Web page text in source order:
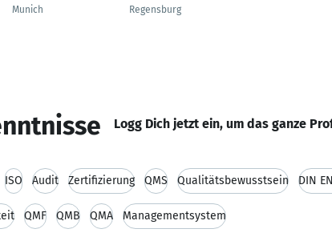
Munich
Regensburg
Logg Dich jetzt ein, um das ganze
ISO Audit Zertifizierung QMS Qualitätsbewusstsein DIN
QMF QMB QMA Managementsystem